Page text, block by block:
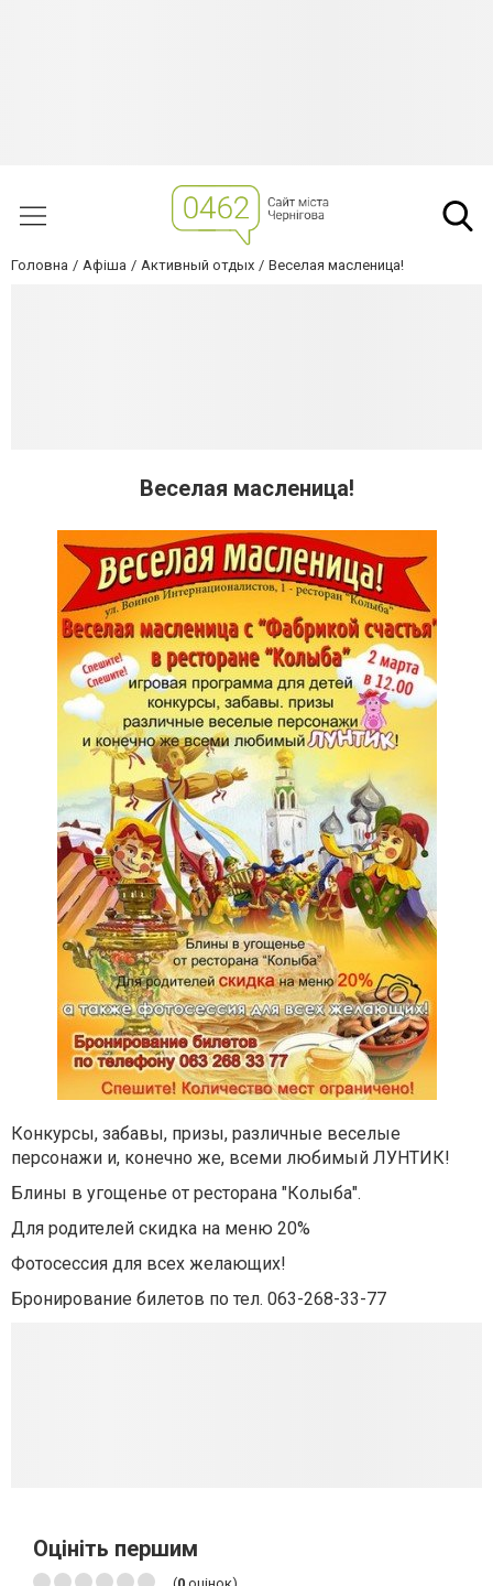
Головна Афіша Активный отдых Веселая масленица!
Веселая масленица!
Конкурсы, забавы, призы, различные веселые
персонажи и, конечно же, всеми любимый ЛУНТИК!
Блины в угощенье от ресторана "Колыба".
Для родителей скидка на меню 20%
Фотосессия для всех желающих!
Бронирование билетов по тел. 063-268-33-77
Оцініть першим